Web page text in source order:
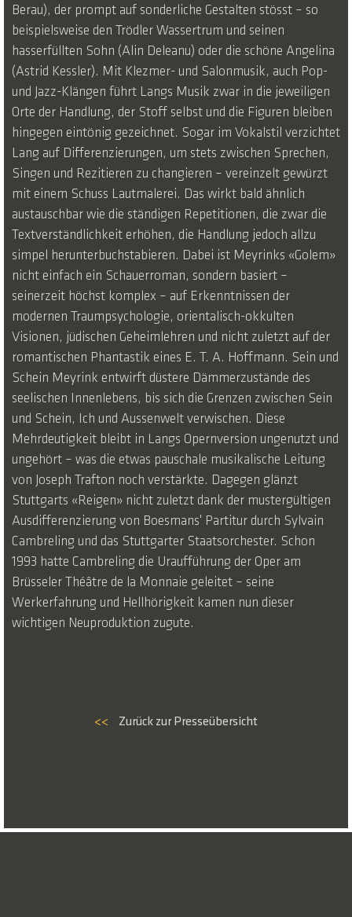
Berau), der prompt auf sonderliche Gestalten stösst – so
beispielsweise den Trödler Wassertrum und seinen
hasserfüllten Sohn (Alin Deleanu) oder die schöne Angelina
(Astrid Kessler). Mit Klezmer- und Salonmusik, auch Pop-
und Jazz-Klängen führt Langs Musik zwar in die jeweiligen
Orte der Handlung, der Stoff selbst und die Figuren bleiben
hingegen eintönig gezeichnet. Sogar im Vokalstil verzichtet
Lang auf Differenzierungen, um stets zwischen Sprechen,
Singen und Rezitieren zu changieren – vereinzelt gewürzt
mit einem Schuss Lautmalerei. Das wirkt bald ähnlich
austauschbar wie die ständigen Repetitionen, die zwar die
Textverständlichkeit erhöhen, die Handlung jedoch allzu
simpel herunterbuchstabieren. Dabei ist Meyrinks «Golem»
nicht einfach ein Schauerroman, sondern basiert –
seinerzeit höchst komplex – auf Erkenntnissen der
modernen Traumpsychologie, orientalisch-okkulten
Visionen, jüdischen Geheimlehren und nicht zuletzt auf der
romantischen Phantastik eines E. T. A. Hoffmann. Sein und
Schein Meyrink entwirft düstere Dämmerzustände des
seelischen Innenlebens, bis sich die Grenzen zwischen Sein
und Schein, Ich und Aussenwelt verwischen. Diese
Mehrdeutigkeit bleibt in Langs Opernversion ungenutzt und
ungehört – was die etwas pauschale musikalische Leitung
von Joseph Trafton noch verstärkte. Dagegen glänzt
Stuttgarts «Reigen» nicht zuletzt dank der mustergültigen
Ausdifferenzierung von Boesmans' Partitur durch Sylvain
Cambreling und das Stuttgarter Staatsorchester. Schon
1993 hatte Cambreling die Uraufführung der Oper am
Brüsseler Théâtre de la Monnaie geleitet – seine
Werkerfahrung und Hellhörigkeit kamen nun dieser
wichtigen Neuproduktion zugute.
<< Zurück zur Presseübersicht